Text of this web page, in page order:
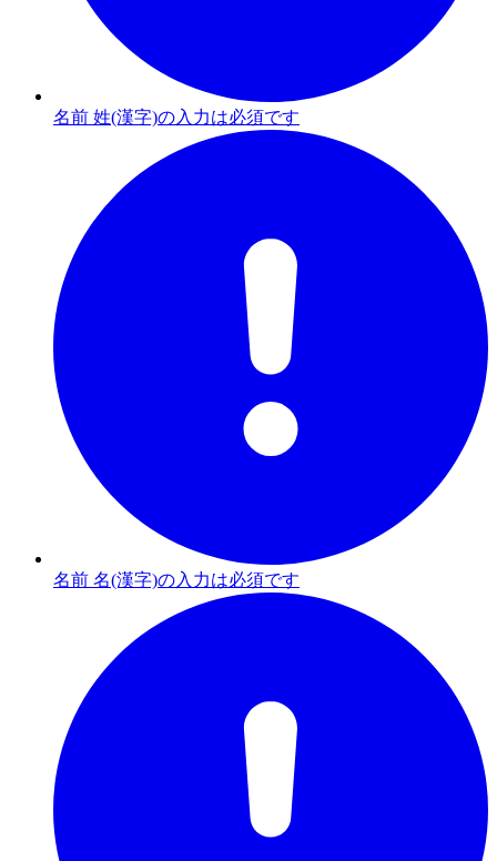
名前 姓(漢字)の入力は必須です
名前 名(漢字)の入力は必須です